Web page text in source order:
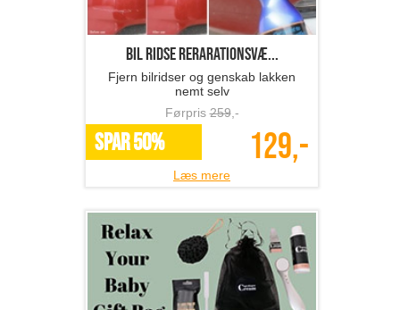
Bil ridse rerarationsvæ...
Fjern bilridser og genskab lakken
nemt selv
Førpris259,-
SPAR 50% 129,-
Læs mere